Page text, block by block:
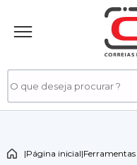
|Página inicial|Ferramentas